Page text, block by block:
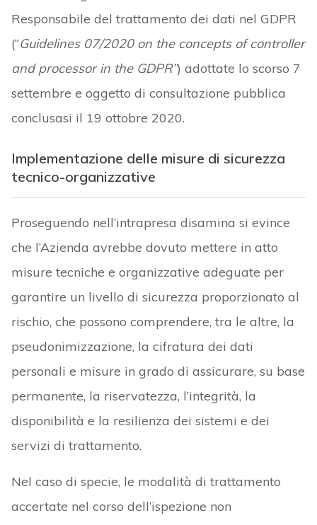
Responsabile del trattamento dei dati nel GDPR
(“Guidelines 07/2020 on the concepts of controller
and processor in the GDPR”) adottate lo scorso 7
settembre e oggetto di consultazione pubblica
conclusasi il 19 ottobre 2020.
Implementazione delle misure di sicurezza
tecnico-organizzative
Proseguendo nell’intrapresa disamina si evince
che l’Azienda avrebbe dovuto mettere in atto
misure tecniche e organizzative adeguate per
garantire un livello di sicurezza proporzionato al
rischio, che possono comprendere, tra le altre, la
pseudonimizzazione, la cifratura dei dati
personali e misure in grado di assicurare, su base
permanente, la riservatezza, l’integrità, la
disponibilità e la resilienza dei sistemi e dei
servizi di trattamento.
Nel caso di specie, le modalità di trattamento
accertate nel corso dell’ispezione non